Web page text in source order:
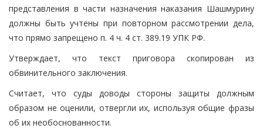
представления в части назначения наказания Шашмурину
должны быть учтены при повторном рассмотрении дела,
что прямо запрещено п. 4 ч. 4 ст. 389.19 УПК РФ.
Утверждает, что текст приговора скопирован из
обвинительного заключения.
Считает, что суды доводы стороны защиты должным
образом не оценили, отвергли их, используя общие фразы
об их необоснованности.